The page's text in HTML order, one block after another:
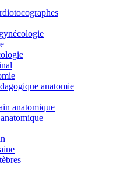
anatomie
anatomique